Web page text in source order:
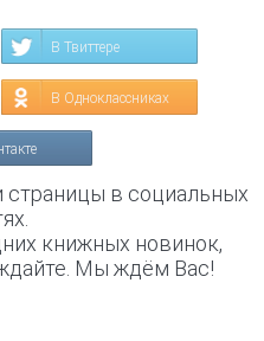
В Твиттере
В Одноклассниках
в социальных
книжных новинок,
Мы ждём Вас!